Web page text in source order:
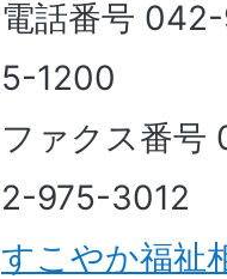
電話番号
5-1200
ファクス番号
2-975-3012
すこやか福祉